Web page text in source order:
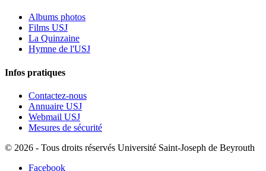
Albums photos
Films USJ
La Quinzaine
Hymne de l'USJ
Infos pratiques
Contactez-nous
Annuaire USJ
Webmail USJ
Mesures de sécurité
© 2026 - Tous droits réservés Université Saint-Joseph de Beyrouth
Facebook